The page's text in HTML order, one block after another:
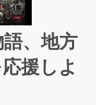
、地方
援しよ